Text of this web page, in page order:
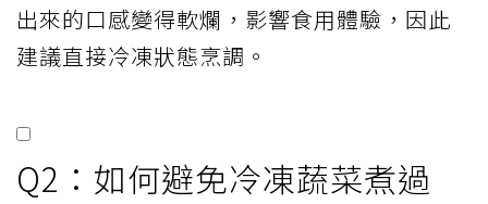
出來的口感變得軟爛，影響食用體驗，因此
建議直接冷凍狀態烹調。
Q2：如何避免冷凍蔬菜煮過